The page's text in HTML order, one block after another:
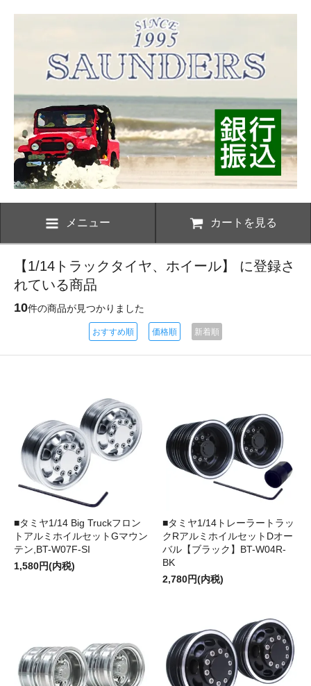
メニュー カートを見る
【1/14トラックタイヤ、ホイール】 に登録さ
れている商品
10件の商品が見つかりました
おすすめ順 価格順 新着順
■タミヤ1/14 Big Truckフロン
トアルミホイルセットGマウン
テン,BT-W07F-SI
1,580円(内税)
■タミヤ1/14トレーラートラッ
クRアルミホイルセットDオー
バル【ブラック】BT-W04R-
BK
2,780円(内税)